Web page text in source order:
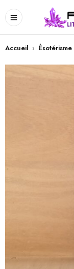
Accueil › Ésotérisme